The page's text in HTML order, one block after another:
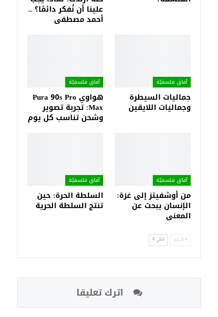
علينا أن نُفكر دائمًا؟ ..
أحمد مصطفى
آفاق فلسفيّة‎
جماليات السيطرة
وجماليات اللايقين
آفاق فلسفيّة‎
هواوي Pura 90s Pro
Max: تجربة تصوير
وشحن تناسب كل يوم
آفاق فلسفيّة‎
من أوشفيتز إلى غزة:
الإنسان يبحث عن
المعنى
آفاق فلسفيّة‎
السلطة الحرة: حين
تنتج السلطة الحرية
السابق التالي
اترك تعليقا